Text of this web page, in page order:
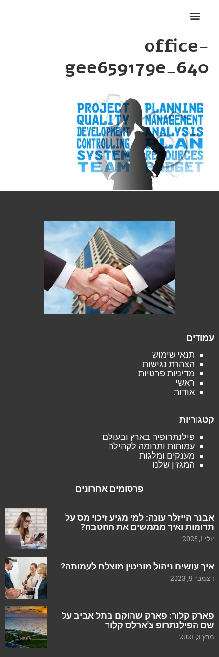
office-
gee659179e_640
עמודים
תנאי שימוש
הצהרת נגישות
מדיניות פרטיות
ראשי
אודות
קטגוריות
פילנתרופיה בארץ ובעולם
עמותות ותרומה לקהילה
מענקים ומלגות
המגזין שלנו
פרסומים אחרונים
אבנר הייזלר עונה: למי מגיע זיכוי מס על
תרומות ואיך מממשים את ההטבה?
יולי 1, 2025
איך עושים ניהול מוניטין מוצלח לעמותה?
דצמבר 9, 2023
פארק קלור: פארק שהוקם בתל אביב על
שם הפילנתרופ צ'ארלס קלור
מרץ 3, 2021